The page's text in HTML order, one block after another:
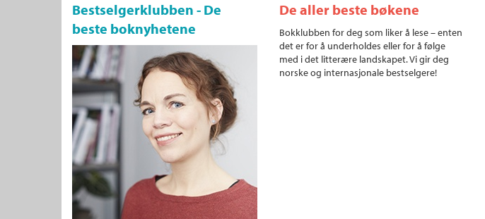
Bestselgerklubben - De
beste boknyhetene
De aller beste bøkene
Bokklubben for deg som liker å lese – enten
det er for å underholdes eller for å følge
med i det litterære landskapet. Vi gir deg
norske og internasjonale bestselgere!